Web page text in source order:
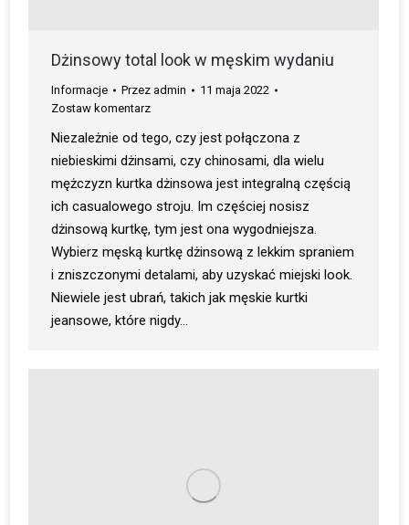
Dżinsowy total look w męskim wydaniu
Informacje Przez admin
11 maja 2022
Zostaw komentarz
Niezależnie od tego, czy jest połączona z
niebieskimi dżinsami, czy chinosami, dla wielu
mężczyzn kurtka dżinsowa jest integralną częścią
ich casualowego stroju. Im częściej nosisz
dżinsową kurtkę, tym jest ona wygodniejsza.
Wybierz męską kurtkę dżinsową z lekkim spraniem
i zniszczonymi detalami, aby uzyskać miejski look.
Niewiele jest ubrań, takich jak męskie kurtki
jeansowe, które nigdy…